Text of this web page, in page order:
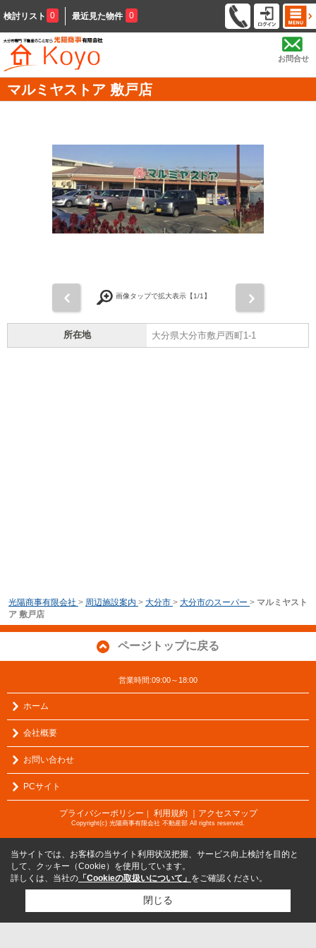
検討リスト 0 最近見た物件 0
お問合せ
マルミヤストア 敷戸店
画像タップで拡大表示【1/1】
所在地 大分県大分市敷戸西町1-1
光陽商事有限会社 > 周辺施設案内 > 大分市 > 大分市のスーパー > マルミヤスト
ア 敷戸店
ページトップに戻る
営業時間:09:00～18:00
ホーム
会社概要
お問い合わせ
PCサイト
プライバシーポリシー ｜ 利用規約 ｜アクセスマップ
Copyright(c) 光陽商事有限会社 不動産部 All rights reserved.
当サイトでは、お客様の当サイト利用状況把握、サービス向上検討を目的と
して、クッキー（Cookie）を使用しています。
詳しくは、当社の 「Cookieの取扱いについて」 をご確認ください。
閉じる